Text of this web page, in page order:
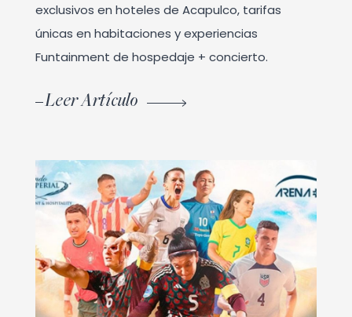
exclusivos en hoteles de Acapulco, tarifas
únicas en habitaciones y experiencias
Funtainment de hospedaje + concierto.
Leer Artículo